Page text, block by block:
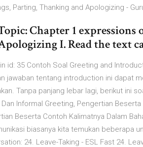
Parting, Thanking and Apologizing -
Chapter 1
I. Read the text
id: 35 Contoh Soal Greeting and
jawaban tentang introduction ini dapat
Tanpa panjang lebar lagi, berikut ini
Informal Greeting, Pengertian
Beserta Contoh Kalimatnya Dalam
biasanya kita temukan beberapa
24. Leave-Taking - ESL Fast 24.